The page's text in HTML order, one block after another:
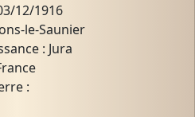
12/1916
le-Saunier
: Jura
: